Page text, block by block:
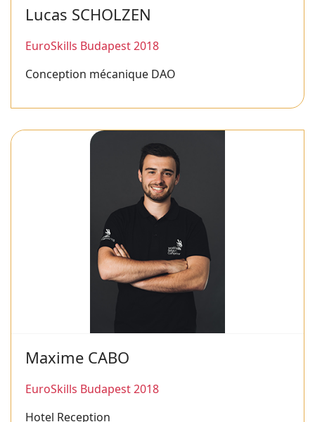
Lucas SCHOLZEN
EuroSkills Budapest 2018
Conception mécanique DAO
Maxime CABO
EuroSkills Budapest 2018
Hotel Reception